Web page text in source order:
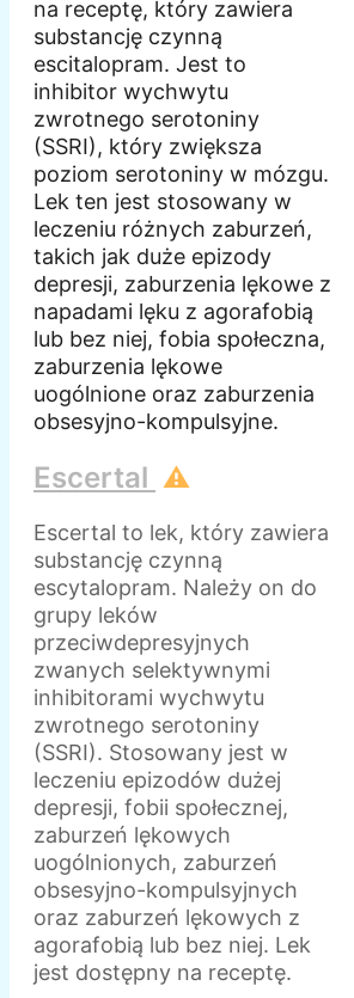
na receptę, który zawiera
substancję czynną
escitalopram. Jest to
inhibitor wychwytu
zwrotnego serotoniny
(SSRI), który zwiększa
poziom serotoniny w mózgu.
Lek ten jest stosowany w
leczeniu różnych zaburzeń,
takich jak duże epizody
depresji, zaburzenia lękowe z
napadami lęku z agorafobią
lub bez niej, fobia społeczna,
zaburzenia lękowe
uogólnione oraz zaburzenia
obsesyjno-kompulsyjne.
Escertal ⚠️
Escertal to lek, który zawiera
substancję czynną
escytalopram. Należy on do
grupy leków
przeciwdepresyjnych
zwanych selektywnymi
inhibitorami wychwytu
zwrotnego serotoniny
(SSRI). Stosowany jest w
leczeniu epizodów dużej
depresji, fobii społecznej,
zaburzeń lękowych
uogólnionych, zaburzeń
obsesyjno-kompulsyjnych
oraz zaburzeń lękowych z
agorafobią lub bez niej. Lek
jest dostępny na receptę.